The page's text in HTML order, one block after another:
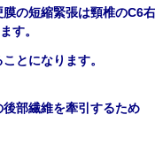
の短縮緊張は頸椎のC6
す。
とになります。
部繊維を牽引するため